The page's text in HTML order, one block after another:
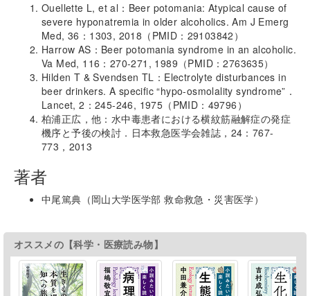
Ouellette L, et al：Beer potomania: Atypical cause of
severe hyponatremia in older alcoholics. Am J Emerg
Med, 36：1303, 2018（PMID：29103842）
Harrow AS：Beer potomania syndrome in an alcoholic.
Va Med, 116：270-271, 1989（PMID：2763635）
Hilden T & Svendsen TL：Electrolyte disturbances in
beer drinkers. A specific “hypo-osmolality syndrome”．
Lancet, 2：245-246, 1975（PMID：49796）
柏浦正広，他：水中毒患者における横紋筋融解症の発症
機序と予後の検討．日本救急医学会雑誌，24：767-
773，2013
著者
中尾篤典（岡山大学医学部 救命救急・災害医学）
オススメの【科学・医療読み物】